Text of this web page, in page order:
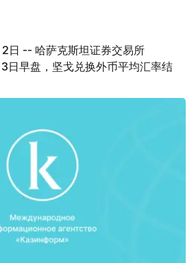
日 -- 哈萨克斯坦证券交易所
3日早盘，坚戈兑换外币平均汇率结